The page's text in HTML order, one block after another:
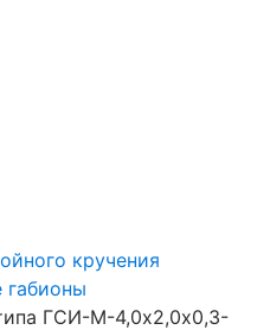
кручения
ГCИ-М-4,0х2,0х0,3-